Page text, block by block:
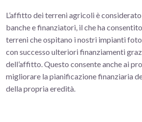
L’affitto dei terreni agricoli è
banche e finanziatori, il che ha
terreni che ospitano i nostri impianti
con successo ulteriori finanziamenti
dell’affitto. Questo consente anche ai
migliorare la pianificazione finanziaria
della propria eredità.